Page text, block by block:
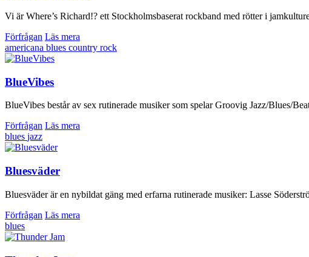
Vi är Where’s Richard!? ett Stockholmsbaserat rockband med rötter i
Förfrågan Läs mera
americana blues country rock
BlueVibes
BlueVibes består av sex rutinerade musiker som spelar Groovig Jazz/Blues/
Förfrågan Läs mera
blues jazz
Bluesväder
Bluesväder är en nybildat gäng med erfarna rutinerade musiker: Lasse
Förfrågan Läs mera
blues